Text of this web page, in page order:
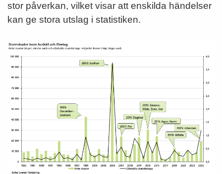
stor påverkan, vilket visar att enskilda händelser
kan ge stora utslag i statistiken.